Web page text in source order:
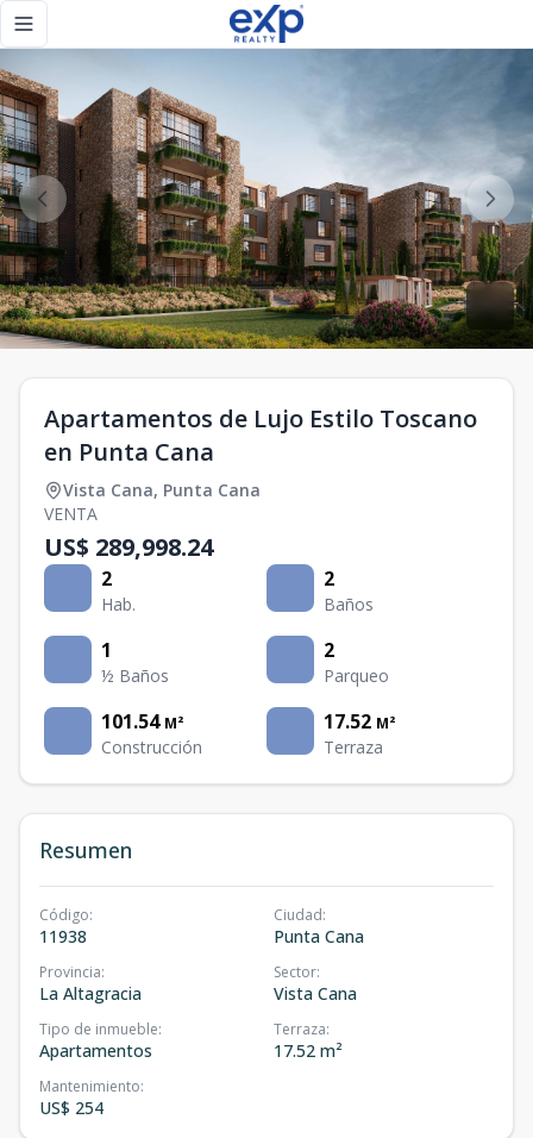
Toggle navigation menu
Apartamentos de Lujo Estilo Toscano
en Punta Cana
Vista Cana, Punta Cana
VENTA
US$ 289,998.24
2
Hab.
2
Baños
1
½ Baños
2
Parqueo
101.54 M²
Construcción
17.52 M²
Terraza
Resumen
Código:
11938
Ciudad:
Punta Cana
Provincia:
La Altagracia
Sector:
Vista Cana
Tipo de inmueble:
Apartamentos
Terraza:
17.52 m²
Mantenimiento:
US$ 254
Apartamentos de Lujo Estilo Toscano en Punta Cana - eXp